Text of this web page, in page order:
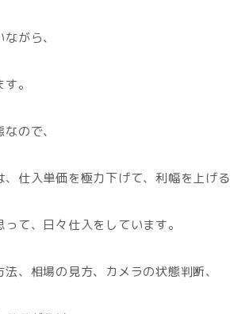
がら、
。
ので、
、仕入単価を極力下げて、利幅を上げる
て、日々仕入をしています。
、相場の見方、カメラの状態判断、